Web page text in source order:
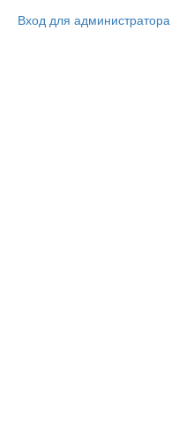
Вход для администратора